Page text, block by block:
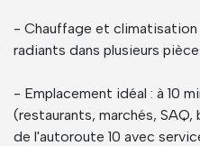
- Chauffage et climatisation
radiants dans plusieurs
- Emplacement idéal : à 10
(restaurants, marchés,
de l'autoroute 10 avec